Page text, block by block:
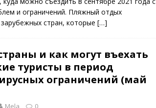
и ограничений. Пляжный отдых
стран, которые […]
и как могут въехать
туристы в период
ограничений (май
Mela 0